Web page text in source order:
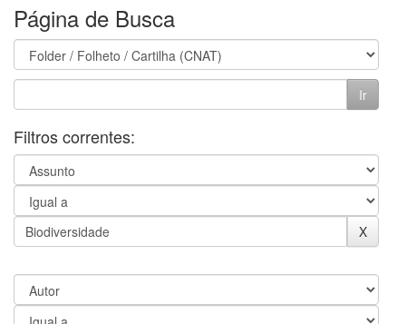
Página de Busca
Filtros correntes: